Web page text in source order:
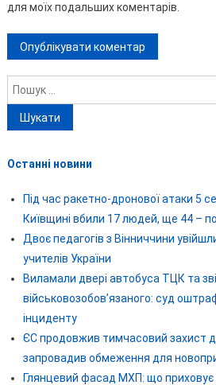
для моїх подальших коментарів.
Пошук:
Останні новини
Під час ракетно-дронової атаки 5
Київщині вбили 17 людей, ще 44 –
Двоє педагогів з Вінниччини
учителів України
Виламали двері автобуса ТЦК та
військовозобов’язаного: суд
інциденту
ЄС продовжив тимчасовий захист
запровадив обмеження для
Глянцевий фасад МХП: що приховує